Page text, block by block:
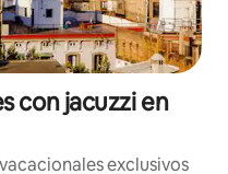
con jacuzzi en
exclusivos